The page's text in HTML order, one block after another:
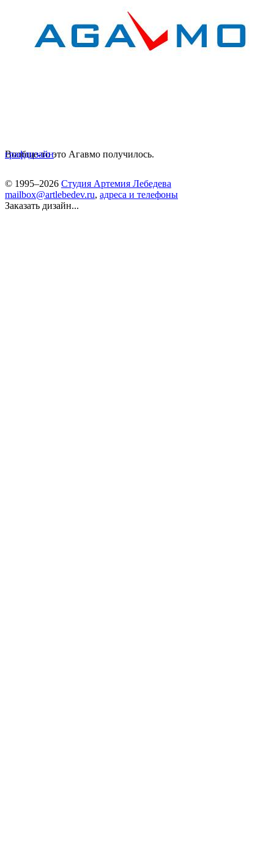
Вообще-то это Агавмо получилось.
графдизайн
© 1995–2026 Студия Артемия Лебедева
mailbox@artlebedev.ru, адреса и телефоны
Заказать дизайн...